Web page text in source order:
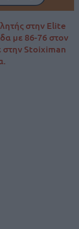
στην Elite
με 86-76 στον
στην Stoiximan